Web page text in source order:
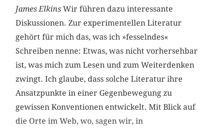
James ElkinsWir führen dazu interessante
Diskussionen. Zur experimentellen Literatur
gehört für mich das, was ich »fesselndes«
Schreiben nenne: Etwas, was nicht vorhersehbar
ist, was mich zum Lesen und zum Weiterdenken
zwingt. Ich glaube, dass solche Literatur ihre
Ansatzpunkte in einer Gegenbewegung zu
gewissen Konventionen entwickelt. Mit Blick auf
die Orte im Web, wo, sagen wir, in